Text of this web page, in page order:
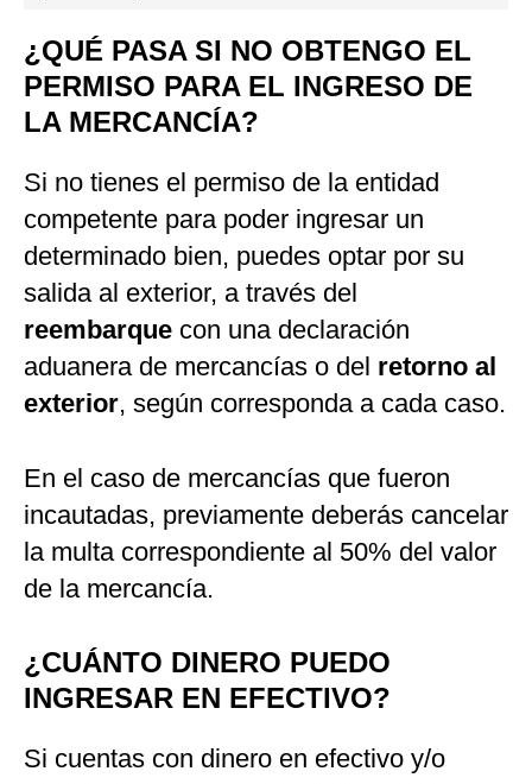
¿QUÉ PASA SI NO OBTENGO EL
PERMISO PARA EL INGRESO DE
LA MERCANCÍA?
Si no tienes el permiso de la entidad
competente para poder ingresar un
determinado bien, puedes optar por su
salida al exterior, a través del
reembarque con una declaración
aduanera de mercancías o del retorno al
exterior, según corresponda a cada caso.
En el caso de mercancías que fueron
incautadas, previamente deberás cancelar
la multa correspondiente al 50% del valor
de la mercancía.
¿CUÁNTO DINERO PUEDO
INGRESAR EN EFECTIVO?
Si cuentas con dinero en efectivo y/o